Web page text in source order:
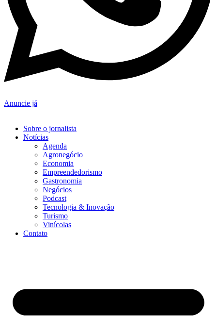
Anuncie já
Sobre o jornalista
Notícias
Agenda
Agronegócio
Economia
Empreendedorismo
Gastronomia
Negócios
Podcast
Tecnologia & Inovação
Turismo
Vinícolas
Contato